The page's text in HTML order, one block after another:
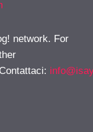
network. For
: